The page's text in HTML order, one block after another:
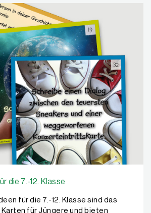
die 7.-12. Klasse
für die 7.-12. Klasse sind das
Karten für Jüngere und bieten